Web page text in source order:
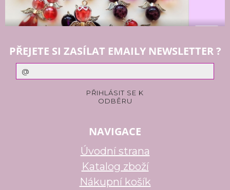
PŘEJETE SI ZASÍLAT EMAILY NEWSLETTER ?
NAVIGACE
Úvodní strana
Katalog zboží
Nákupní košík